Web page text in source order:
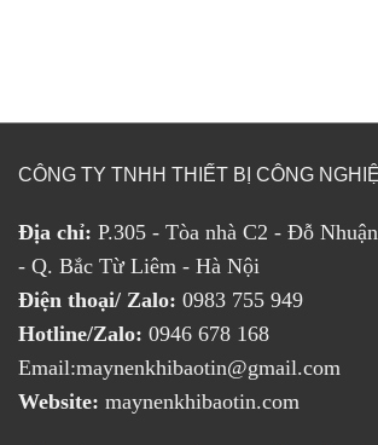
CÔNG TY TNHH THIẾT BỊ CÔNG
Địa chỉ: P.305 - Tòa nhà C2 - Đỗ
- Q. Bắc Từ Liêm - Hà Nội
Điện thoại/ Zalo: 0983 755 949
Hotline/Zalo: 0946 678 168
Email:maynenkhibaotin@gmail.com
Website: maynenkhibaotin.com